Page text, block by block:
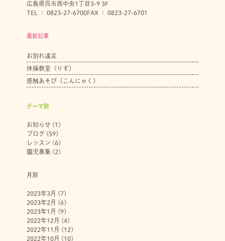
広島県呉市西中央1丁目3-9 3F
TEL ： 0823-27-6700FAX ： 0823-27-6701
最新記事
お別れ遠足
体操教室（りす）
感触あそび（こんにゃく）
テーマ別
お知らせ(1)
ブログ (59)
レッスン (6)
園児募集 (2)
月別
2023年3月 (7)
2023年2月 (6)
2023年1月 (9)
2022年12月 (4)
2022年11月 (12)
2022年10月 (10)